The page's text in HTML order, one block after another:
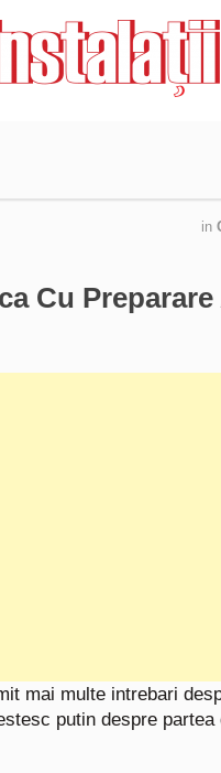
in
Cu
mai multe intrebari
putin despre